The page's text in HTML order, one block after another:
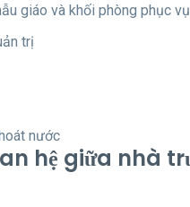
giáo và khối phòng phục
trị
nước
hệ giữa nhà